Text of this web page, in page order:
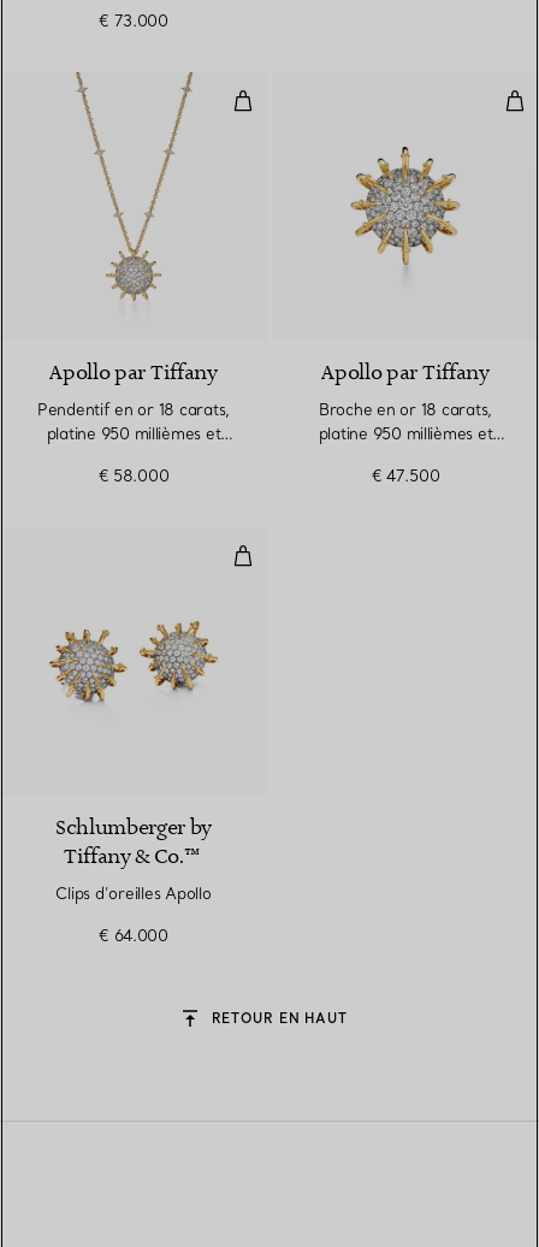
€ 73.000
Pendentif en or 18 carats,
Apollo par Tiffany
Pendentif en or 18 carats,
platine 950 millièmes et
€ 58.000
Apollo par Tiffany
Broche en or 18 carats,
platine 950 millièmes et
€ 47.500
Clips d’oreilles Apollo
Schlumberger by
Tiffany & Co.™
Clips d’oreilles Apollo
€ 64.000
RETOUR EN HAUT